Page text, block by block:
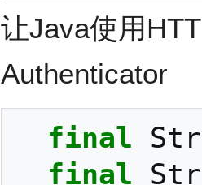
让Java使用
Authenticator
final
final